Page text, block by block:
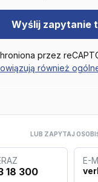
Wyślij zapytanie
przez
również
LUB ZAPYTAJ
18 300
E-